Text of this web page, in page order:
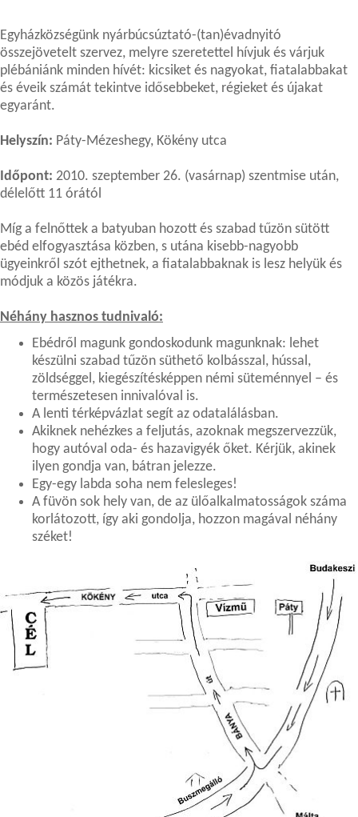
Egyházközségünk nyárbúcsúztató-(tan)évadnyitó
összejövetelt szervez, melyre szeretettel hívjuk és várjuk
plébániánk minden hívét: kicsiket és nagyokat, fiatalabbakat
és éveik számát tekintve idősebbeket, régieket és újakat
egyaránt.
Helyszín: Páty-Mézeshegy, Kökény utca
Időpont: 2010. szeptember 26. (vasárnap) szentmise után,
délelőtt 11 órától
Míg a felnőttek a batyuban hozott és szabad tűzön sütött
ebéd elfogyasztása közben, s utána kisebb-nagyobb
ügyeinkről szót ejthetnek, a fiatalabbaknak is lesz helyük és
módjuk a közös játékra.
Néhány hasznos tudnivaló:
Ebédről magunk gondoskodunk magunknak: lehet
készülni szabad tűzön süthető kolbásszal, hússal,
zöldséggel, kiegészítésképpen némi süteménnyel – és
természetesen innivalóval is.
A lenti térképvázlat segít az odatalálásban.
Akiknek nehézkes a feljutás, azoknak megszervezzük,
hogy autóval oda- és hazavigyék őket. Kérjük, akinek
ilyen gondja van, bátran jelezze.
Egy-egy labda soha nem felesleges!
A füvön sok hely van, de az ülőalkalmatosságok száma
korlátozott, így aki gondolja, hozzon magával néhány
széket!